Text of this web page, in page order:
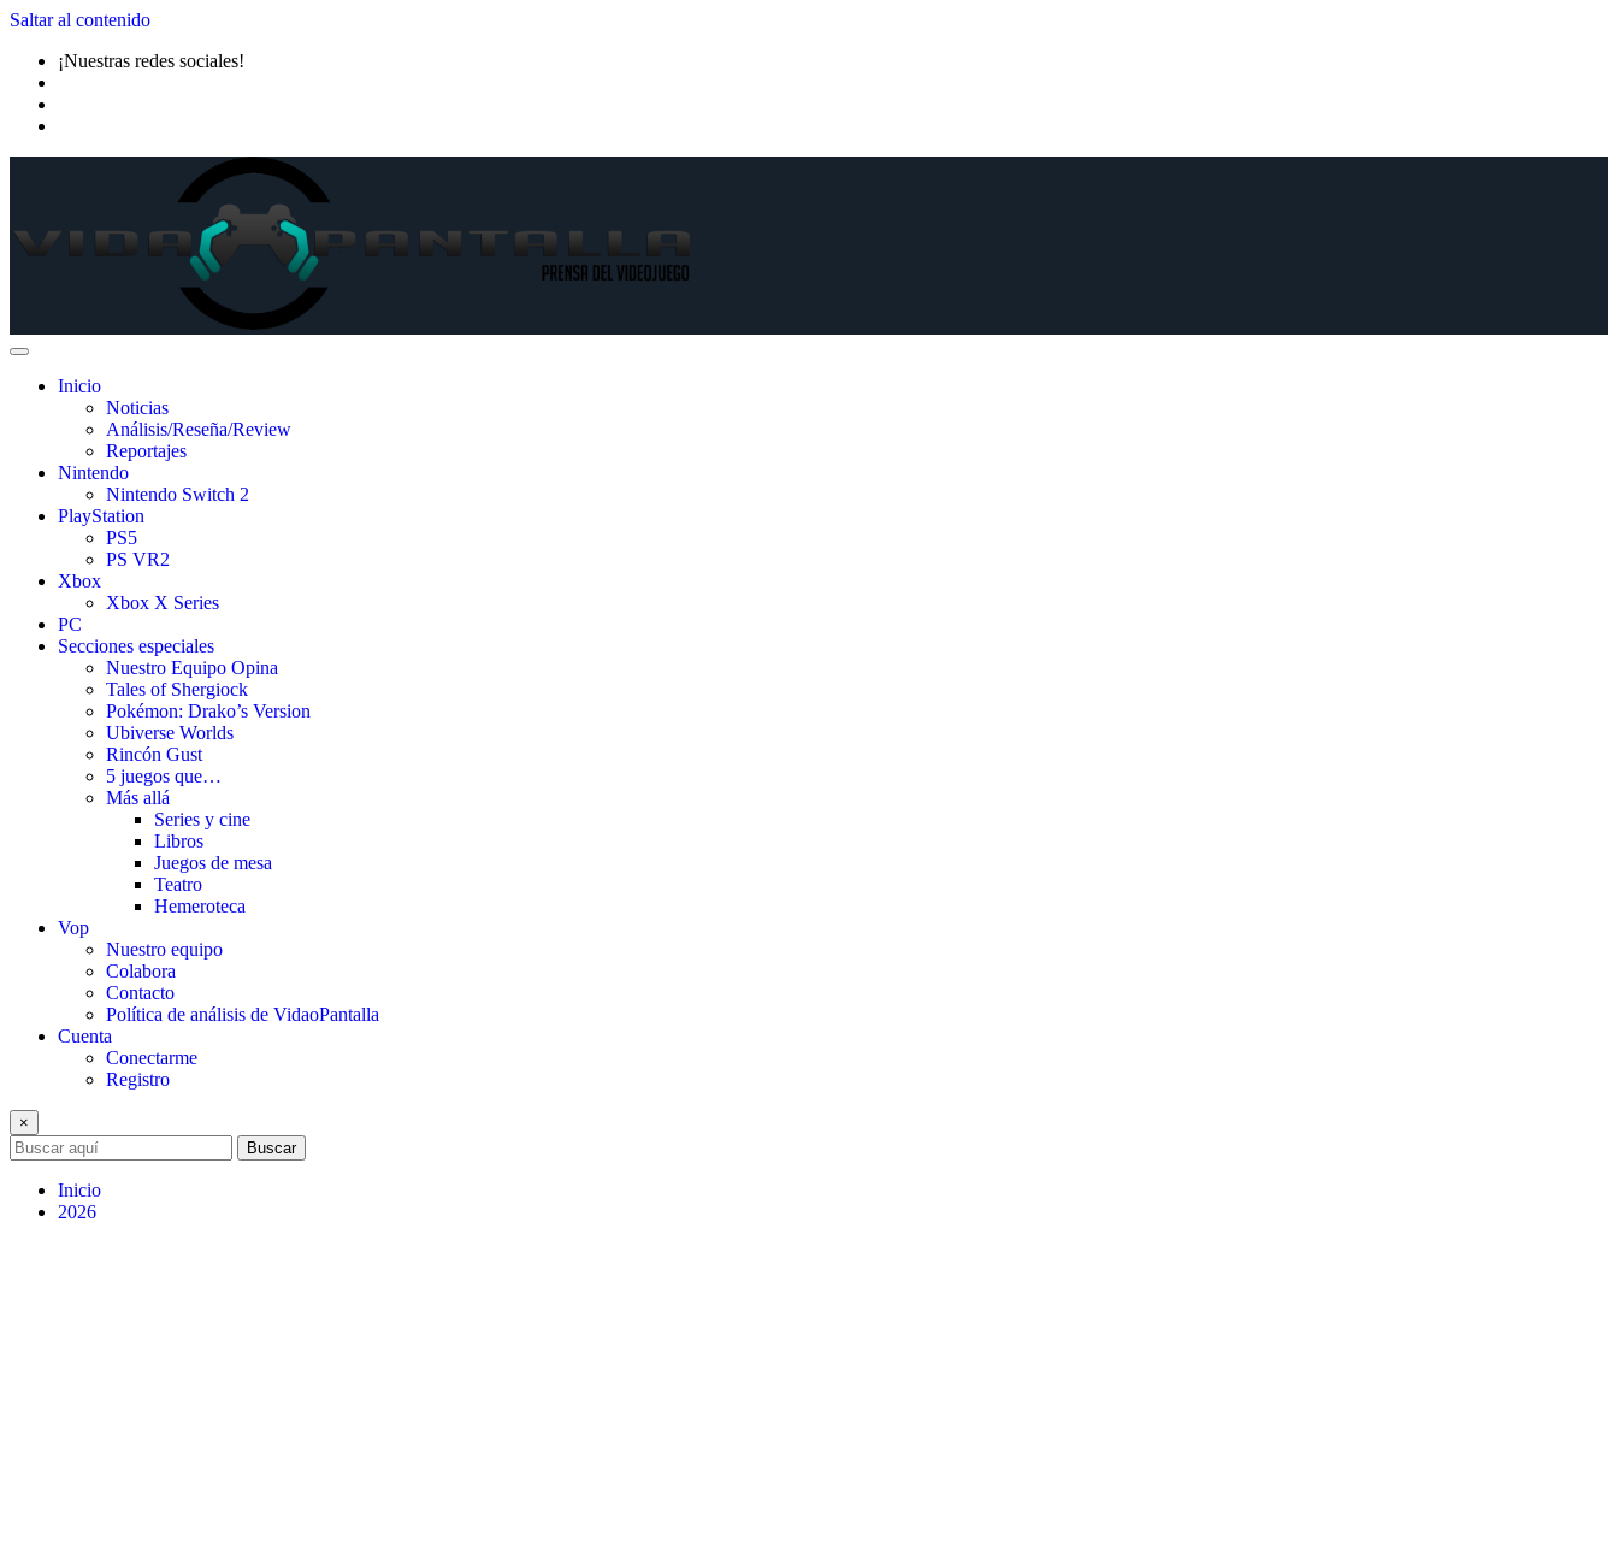
Saltar al contenido
¡Nuestras redes sociales!
Inicio
Noticias
Análisis/Reseña/Review
Reportajes
Nintendo
Nintendo Switch 2
PlayStation
PS5
PS VR2
Xbox
Xbox X Series
PC
Secciones especiales
Nuestro Equipo Opina
Tales of Shergiock
Pokémon: Drako’s Version
Ubiverse Worlds
Rincón Gust
5 juegos que…
Más allá
Series y cine
Libros
Juegos de mesa
Teatro
Hemeroteca
Vop
Nuestro equipo
Colabora
Contacto
Política de análisis de VidaoPantalla
Cuenta
Conectarme
Registro
×
Buscar
Inicio
2026